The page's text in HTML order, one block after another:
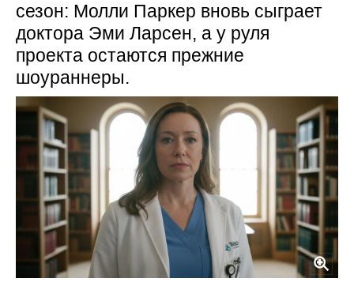
сезон: Молли Паркер вновь сыграет
доктора Эми Ларсен, а у руля
проекта остаются прежние
шоураннеры.